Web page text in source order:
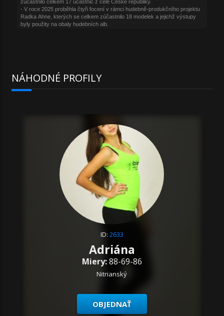
NÁHODNÉ PROFILY
ID: 2633
Adriána
Miery:88-69-86
Nitrianský
OBJEDNAŤ